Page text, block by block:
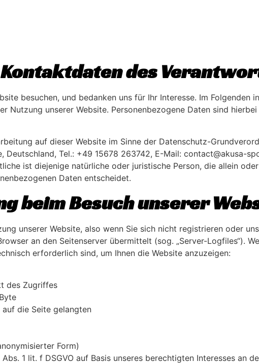
Kontaktdaten des
besuchen, und bedanken uns für Ihr Interesse. Im Folgenden
Nutzung unserer Website. Personenbezogene Daten sind
auf dieser Website im Sinne der Datenschutz-
Deutschland, Tel.: +49 15678 263742, E-Mail: contact@akusa-
ist diejenige natürliche oder juristische Person, die allein
Daten entscheidet.
beim Besuch unserer
unserer Website, also wenn Sie sich nicht registrieren oder
an den Seitenserver übermittelt (sog. „Server-Logfiles“).
erforderlich sind, um Ihnen die Website anzuzeigen:
des Zugriffes
die Seite gelangten
Form)
1 lit. f DSGVO auf Basis unseres berechtigten Interesses an